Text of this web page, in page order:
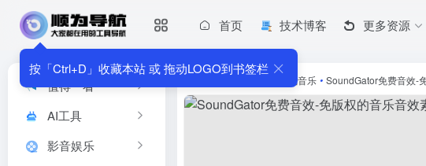
按「Ctrl+D」收藏本站 或 拖动LOGO到书签栏
首页 技术博客 更多资源
值得一看
AI工具
影音娱乐
在线音乐 • SoundGator免费音效-
SoundGator免费音效-免版权的音乐音效素材库下载
SoundGator是一个专注于分享免费音效的音频素材网站，凭借其丰富的分类、高